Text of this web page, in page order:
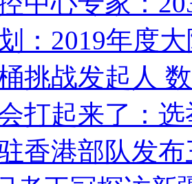
：2019年度
挑战发起人
打起来了：
香港部队发